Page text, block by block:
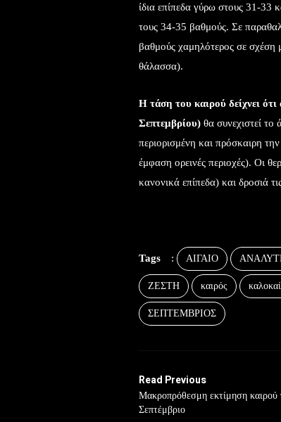
ίδια επίπεδα γύρω στους 31-33
τους 34-35 βαθμούς. Σε
βαθμούς χαμηλότερος σε σχέση
θάλασσα).
Η τάση του καιρού δείχνει
Σεπτεμβρίου) θα συνεχιστεί το
περιορισμένη και πρόσκαιρη
έμφαση ορεινές περιοχές). Οι
κανονικά επίπεδα) και δροσιά
Tags : ΑΙΓΑΙΟ
ΖΕΣΤΗ καιρός
ΣΕΠΤΕΜΒΡΙΟΣ
Read Previous
Μακροπρόθεσμη εκτίμηση καιρού
Σεπτέμβριο